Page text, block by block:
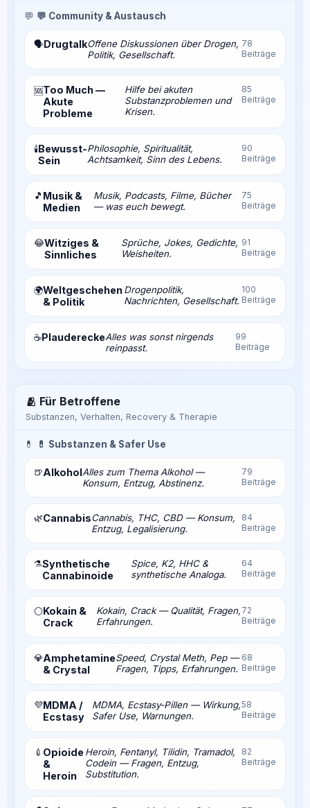
💬 💬 Community & Austausch
🗣️DrugtalkOffene Diskussionen über Drogen,
Politik, Gesellschaft.
78
Beiträge
🆘Too Much —
Akute
Probleme
Hilfe bei akuten
Substanzproblemen und
Krisen.
85
Beiträge
🕯️Bewusst-
Sein
Philosophie, Spiritualität,
Achtsamkeit, Sinn des Lebens.
90
Beiträge
🎵 Musik &
Medien
Musik, Podcasts, Filme, Bücher
— was euch bewegt.
75
Beiträge
😂Witziges &
Sinnliches
Sprüche, Jokes, Gedichte,
Weisheiten.
91
Beiträge
🌍Weltgeschehen
& Politik
Drogenpolitik,
Nachrichten, Gesellschaft.
100
Beiträge
☕PlaudereckeAlles was sonst nirgends
reinpasst.
99
Beiträge
🫂 Für Betroffene
Substanzen, Verhalten, Recovery & Therapie
💊 💊 Substanzen & Safer Use
🍺AlkoholAlles zum Thema Alkohol —
Konsum, Entzug, Abstinenz.
79
Beiträge
🌿CannabisCannabis, THC, CBD — Konsum,
Entzug, Legalisierung.
84
Beiträge
⚗️Synthetische
Cannabinoide
Spice, K2, HHC &
synthetische Analoga.
64
Beiträge
⚪Kokain &
Crack
Kokain, Crack — Qualität, Fragen,
Erfahrungen.
72
Beiträge
💎Amphetamine
& Crystal
Speed, Crystal Meth, Pep —
Fragen, Tipps, Erfahrungen.
68
Beiträge
💜MDMA /
Ecstasy
MDMA, Ecstasy-Pillen — Wirkung,
Safer Use, Warnungen.
58
Beiträge
💉 Opioide
&
Heroin
Heroin, Fentanyl, Tilidin, Tramadol,
Codein — Fragen, Entzug,
Substitution.
82
Beiträge